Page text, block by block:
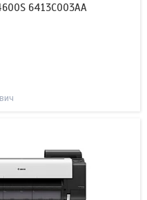
6413C003AA